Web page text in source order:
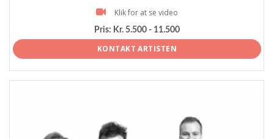
Klik for at se video
Pris: Kr. 5.500 - 11.500
KONTAKT ARTISTEN